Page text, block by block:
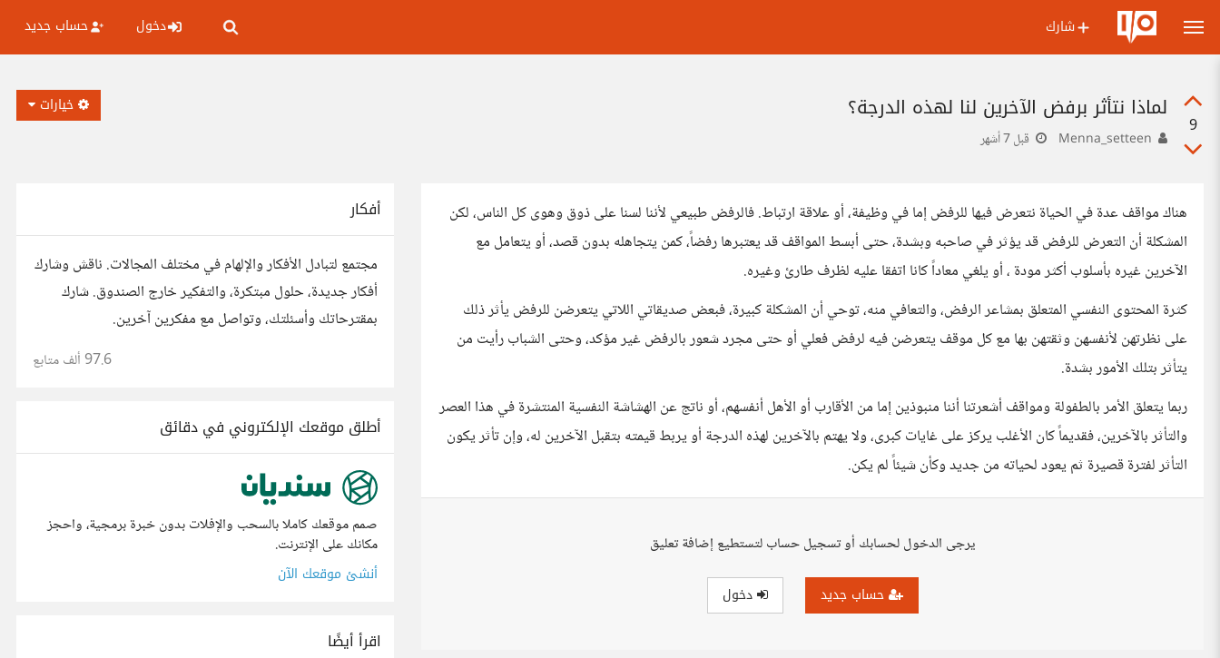
شارك دخول حساب جديد
9
لماذا نتأثر برفض الآخرين لنا لهذه الدرجة؟
قبل 7 أشهر
خيارات
هناك مواقف عدة في الحياة نتعرض فيها للرفض إما في وظيفة، أو علاقة ارتباط. فالرفض طبيعي لأننا لسنا على ذوق وهوى كل الناس، لكن
المشكلة أن التعرض للرفض قد يؤثر في صاحبه وبشدة، حتى أبسط المواقف قد يعتبرها رفضاً، كمن يتجاهله بدون قصد، أو يتعامل مع
الآخرين غيره بأسلوب أكثر مودة ، أو يلغي معاداً كانا اتفقا عليه لظرف طارئ وغيره.
كثرة المحتوى النفسي المتعلق بمشاعر الرفض، والتعافي منه، توحي أن المشكلة كبيرة، فبعض صديقاتي اللاتي يتعرضن للرفض يأثر ذلك
على نظرتهن لأنفسهن وثقتهن بها مع كل موقف يتعرضن فيه لرفض فعلي أو حتى مجرد شعور بالرفض غير مؤكد، وحتى الشباب رأيت من
يتأثر بتلك الأمور بشدة.
ربما يتعلق الأمر بالطفولة ومواقف أشعرتنا أننا منبوذين إما من الأقارب أو الأهل أنفسهم، أو ناتج عن الهشاشة النفسية المنتشرة في هذا العصر
والتأثر بالآخرين، فقديماً كان الأغلب يركز على غايات كبرى، ولا يهتم بالآخرين لهذه الدرجة أو يربط قيمته بتقبل الآخرين له، وإن تأثر يكون
التأثر لفترة قصيرة ثم يعود لحياته من جديد وكأن شيئاً لم يكن.
يرجى الدخول لحسابك أو تسجيل حساب لتستطيع إضافة تعليق
حساب جديد دخول
أفكار
مجتمع لتبادل الأفكار والإلهام في مختلف المجالات. ناقش وشارك
أفكار جديدة، حلول مبتكرة، والتفكير خارج الصندوق. شارك
بمقترحاتك وأسئلتك، وتواصل مع مفكرين آخرين.
97.6 ألف متابع
أطلق موقعك الإلكتروني في دقائق
صمم موقعك كاملا بالسحب والإفلات بدون خبرة برمجية، واحجز
مكانك على الإنترنت.
أنشئ موقعك الآن
اقرأ أيضًا